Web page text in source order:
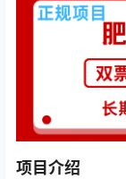
项目介绍